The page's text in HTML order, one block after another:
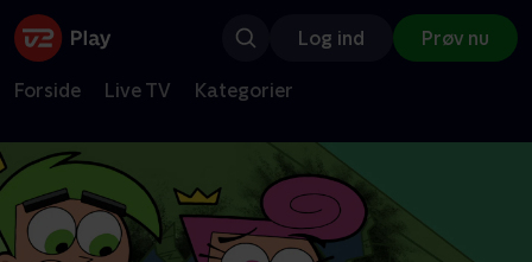
Log ind Prøv nu
Forside Live TV Kategorier